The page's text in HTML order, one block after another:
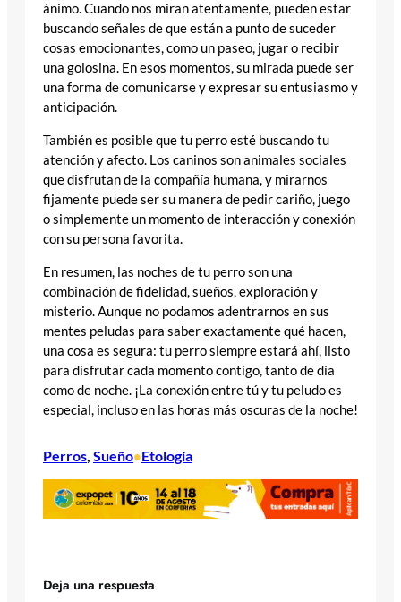
ánimo. Cuando nos miran atentamente, pueden estar
buscando señales de que están a punto de suceder
cosas emocionantes, como un paseo, jugar o recibir
una golosina. En esos momentos, su mirada puede ser
una forma de comunicarse y expresar su entusiasmo y
anticipación.
También es posible que tu perro esté buscando tu
atención y afecto. Los caninos son animales sociales
que disfrutan de la compañía humana, y mirarnos
fijamente puede ser su manera de pedir cariño, juego
o simplemente un momento de interacción y conexión
con su persona favorita.
En resumen, las noches de tu perro son una
combinación de fidelidad, sueños, exploración y
misterio. Aunque no podamos adentrarnos en sus
mentes peludas para saber exactamente qué hacen,
una cosa es segura: tu perro siempre estará ahí, listo
para disfrutar cada momento contigo, tanto de día
como de noche. ¡La conexión entre tú y tu peludo es
especial, incluso en las horas más oscuras de la noche!
Perros, Sueño•Etología
Deja una respuesta